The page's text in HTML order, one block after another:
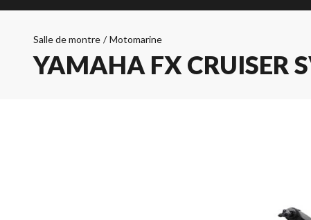
Salle de montre / Motomarine
YAMAHA FX CRUISER